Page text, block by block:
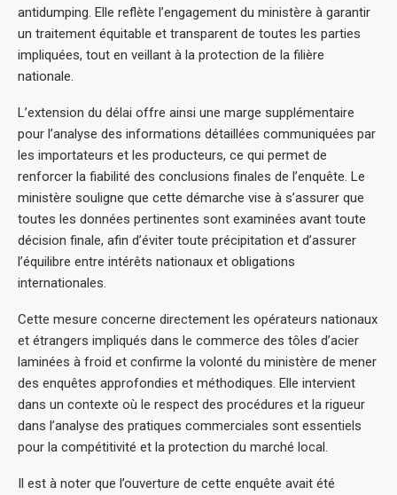
antidumping. Elle reflète l’engagement du ministère à garantir
un traitement équitable et transparent de toutes les parties
impliquées, tout en veillant à la protection de la filière
nationale.
L’extension du délai offre ainsi une marge supplémentaire
pour l’analyse des informations détaillées communiquées par
les importateurs et les producteurs, ce qui permet de
renforcer la fiabilité des conclusions finales de l’enquête. Le
ministère souligne que cette démarche vise à s’assurer que
toutes les données pertinentes sont examinées avant toute
décision finale, afin d’éviter toute précipitation et d’assurer
l’équilibre entre intérêts nationaux et obligations
internationales.
Cette mesure concerne directement les opérateurs nationaux
et étrangers impliqués dans le commerce des tôles d’acier
laminées à froid et confirme la volonté du ministère de mener
des enquêtes approfondies et méthodiques. Elle intervient
dans un contexte où le respect des procédures et la rigueur
dans l’analyse des pratiques commerciales sont essentiels
pour la compétitivité et la protection du marché local.
Il est à noter que l’ouverture de cette enquête avait été